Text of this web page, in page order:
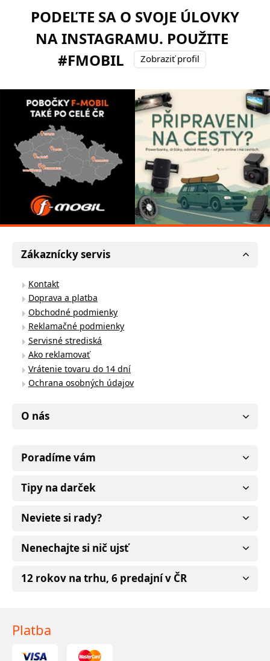
PODEĽTE SA O SVOJE ÚLOVKY
NA INSTAGRAMU. POUŽITE
#FMOBIL
Zobraziť profil
Zákaznícky servis
Kontakt
Doprava a platba
Obchodné podmienky
Reklamačné podmienky
Servisné strediská
Ako reklamovať
Vrátenie tovaru do 14 dní
Ochrana osobných údajov
O nás
Poradíme vám
Tipy na darček
Neviete si rady?
Nenechajte si nič ujsť
12 rokov na trhu, 6 predajní v ČR
Platba